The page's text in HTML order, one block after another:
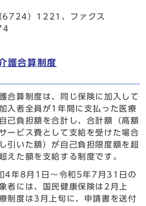
6724）1221、ファクス
護合算制度
合算制度は、同じ保険に加入して
入者全員が1年間に支払った医療
己負担額を合計し、合計額（高額
ービス費として支給を受けた場合
引いた額）が自己負担限度額を超
えた額を支給する制度です。
4年8月1日～令和5年7月31日の
者には、国民健康保険は2月上
制度は3月上旬に、申請書を送付